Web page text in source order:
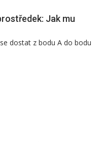
Jak mu
dostat z bodu A do bodu